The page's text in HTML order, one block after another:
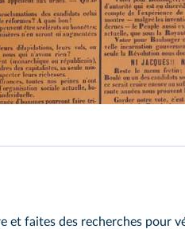
et faites des recherches pour